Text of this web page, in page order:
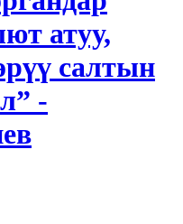
атуу,
салтын
-